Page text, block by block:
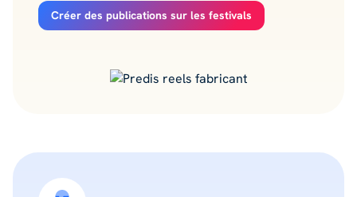
Créer des publications sur les festivals